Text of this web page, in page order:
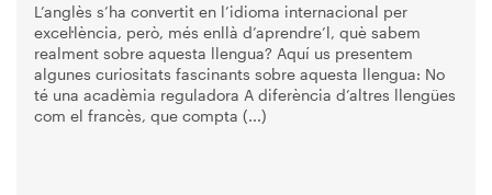
L’anglès s’ha convertit en l’idioma internacional per
excel·lència, però, més enllà d’aprendre’l, què sabem
realment sobre aquesta llengua? Aquí us presentem
algunes curiositats fascinants sobre aquesta llengua: No
té una acadèmia reguladora A diferència d’altres llengües
com el francès, que compta (...)